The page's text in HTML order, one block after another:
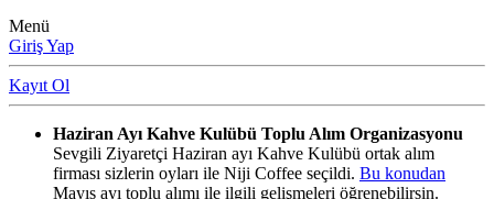
Menü
Giriş Yap
Kayıt Ol
Haziran Ayı Kahve Kulübü Toplu Alım Organizasyonu
Sevgili Ziyaretçi Haziran ayı Kahve Kulübü ortak alım
firması sizlerin oyları ile Niji Coffee seçildi. Bu konudan
Mayıs ayı toplu alımı ile ilgili gelişmeleri öğrenebilirsin.